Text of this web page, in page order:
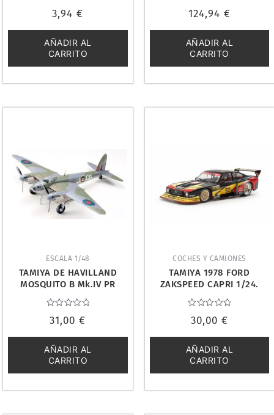
con
de
5
3,94€
AÑADIR AL
CARRITO
con
de
5
124,94 €
AÑADIR AL
CARRITO
ESCALA 1/48
TAMIYA DE HAVILLAND
MOSQUITO B Mk.IV PR
Mk.IV 1/48. 61066
con
de
5
31,00€
AÑADIR AL
CARRITO
COCHES Y CAMIONES
TAMIYA 1978 FORD
ZAKSPEED CAPRI 1/24.
24376
con
de
5
30,00 €
AÑADIR AL
CARRITO